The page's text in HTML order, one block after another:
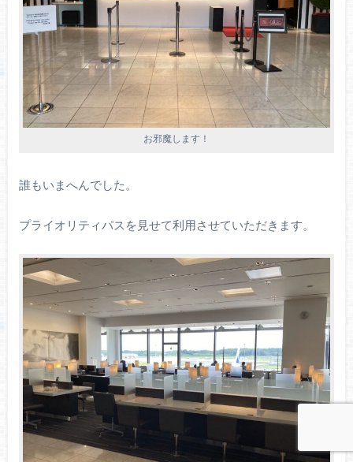
お邪魔します！
誰もいまへんでした。
プライオリティパスを見せて利用させていただきます。